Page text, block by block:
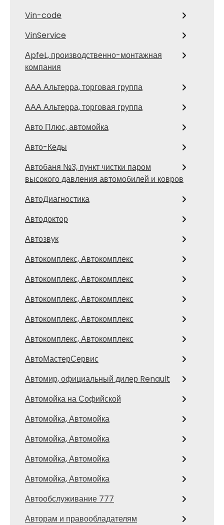
Vin-code
VinService
АpfeL, производственно-монтажная
компания
ААА Альтерра, торговая группа
ААА Альтерра, торговая группа
Авто Плюс, автомойка
Авто-Кеды
Автобаня №3, пункт чистки паром
высокого давления автомобилей и ковров
АвтоДиагностика
Автодоктор
Автозвук
Автокомплекс, Автокомплекс
Автокомплекс, Автокомплекс
Автокомплекс, Автокомплекс
Автокомплекс, Автокомплекс
Автокомплекс, Автокомплекс
АвтоМастерСервис
Автомир, официальный дилер Renault
Автомойка на Софийской
Автомойка, Автомойка
Автомойка, Автомойка
Автомойка, Автомойка
Автомойка, Автомойка
Автообслуживание 777
Авторам и правообладателям